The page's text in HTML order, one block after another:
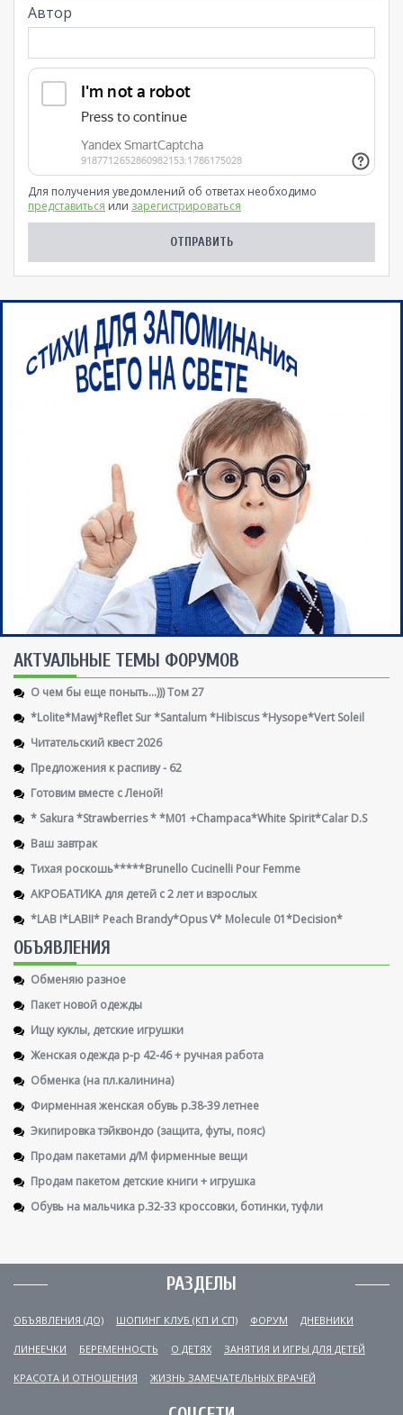
Автор
Для получения уведомлений об ответах необходимо
представиться или зарегистрироваться
AКТУАЛЬНЫЕ ТЕМЫ ФОРУМОВ
О чем бы еще поныть...))) Том 27
*Lolite*Mawj*Reflet Sur *Santalum *Hibiscus *Hysope*Vert Soleil
Читательский квест 2026
Предложения к распиву - 62
Готовим вместе с Леной!
* Sakura *Strawberries * *M01 +Champaca*White Spirit*Calar D.S
Ваш завтрак
Тихая роскошь*****Brunello Cucinelli Pour Femme
АКРОБАТИКА для детей с 2 лет и взрослых
*LAB I*LABII* Peach Brandy*Opus V* Molecule 01*Decision*
ОБЪЯВЛЕНИЯ
Обменяю разное
Пакет новой одежды
Ищу куклы, детские игрушки
Женская одежда р-р 42-46 + ручная работа
Обменка (на пл.калинина)
Фирменная женская обувь р.38-39 летнее
Экипировка тэйквондо (защита, футы, пояс)
Продам пакетами д/М фирменные вещи
Продам пакетом детские книги + игрушка
Обувь на мальчика р.32-33 кроссовки, ботинки, туфли
РАЗДЕЛЫ
ОБЪЯВЛЕНИЯ (ДО) ШОПИНГ КЛУБ (КП И СП) ФОРУМ ДНЕВНИКИ
ЛИНЕЕЧКИ БЕРЕМЕННОСТЬ О ДЕТЯХ ЗАНЯТИЯ И ИГРЫ ДЛЯ ДЕТЕЙ
КРАСОТА И ОТНОШЕНИЯ ЖИЗНЬ ЗАМЕЧАТЕЛЬНЫХ ВРАЧЕЙ